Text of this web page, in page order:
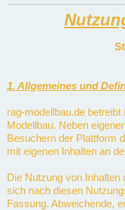
1. Allgemeines und
rag-modellbau.de
Modellbau. Neben
Besuchern der Plattform
mit eigenen Inhalten an
Die Nutzung von
sich nach diesen
Fassung. Abweichende,